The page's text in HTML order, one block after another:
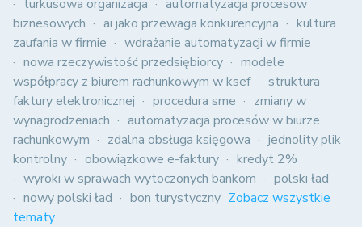
turkusowa organizacja
automatyzacja procesów
biznesowych
ai jako przewaga konkurencyjna
kultura
zaufania w firmie
wdrażanie automatyzacji w firmie
nowa rzeczywistość przedsiębiorcy
modele
współpracy z biurem rachunkowym w ksef
struktura
faktury elektronicznej
procedura sme
zmiany w
wynagrodzeniach
automatyzacja procesów w biurze
rachunkowym
zdalna obsługa księgowa
jednolity plik
kontrolny
obowiązkowe e-faktury
kredyt 2%
wyroki w sprawach wytoczonych bankom
polski ład
nowy polski ład
bon turystyczny Zobacz wszystkie
tematy